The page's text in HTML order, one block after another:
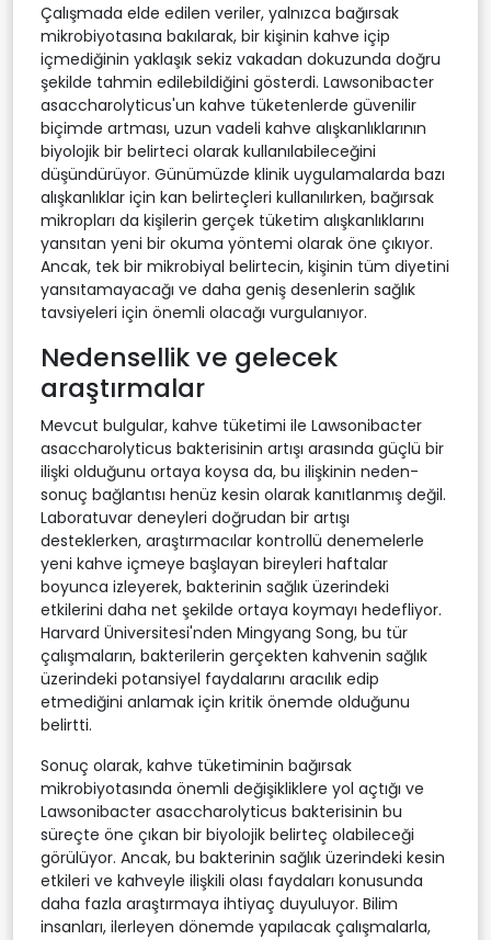
Çalışmada elde edilen veriler, yalnızca bağırsak
mikrobiyotasına bakılarak, bir kişinin kahve içip
içmediğinin yaklaşık sekiz vakadan dokuzunda doğru
şekilde tahmin edilebildiğini gösterdi. Lawsonibacter
asaccharolyticus'un kahve tüketenlerde güvenilir
biçimde artması, uzun vadeli kahve alışkanlıklarının
biyolojik bir belirteci olarak kullanılabileceğini
düşündürüyor. Günümüzde klinik uygulamalarda bazı
alışkanlıklar için kan belirteçleri kullanılırken, bağırsak
mikropları da kişilerin gerçek tüketim alışkanlıklarını
yansıtan yeni bir okuma yöntemi olarak öne çıkıyor.
Ancak, tek bir mikrobiyal belirtecin, kişinin tüm diyetini
yansıtamayacağı ve daha geniş desenlerin sağlık
tavsiyeleri için önemli olacağı vurgulanıyor.
Nedensellik ve gelecek
araştırmalar
Mevcut bulgular, kahve tüketimi ile Lawsonibacter
asaccharolyticus bakterisinin artışı arasında güçlü bir
ilişki olduğunu ortaya koysa da, bu ilişkinin neden-
sonuç bağlantısı henüz kesin olarak kanıtlanmış değil.
Laboratuvar deneyleri doğrudan bir artışı
desteklerken, araştırmacılar kontrollü denemelerle
yeni kahve içmeye başlayan bireyleri haftalar
boyunca izleyerek, bakterinin sağlık üzerindeki
etkilerini daha net şekilde ortaya koymayı hedefliyor.
Harvard Üniversitesi'nden Mingyang Song, bu tür
çalışmaların, bakterilerin gerçekten kahvenin sağlık
üzerindeki potansiyel faydalarını aracılık edip
etmediğini anlamak için kritik önemde olduğunu
belirtti.
Sonuç olarak, kahve tüketiminin bağırsak
mikrobiyotasında önemli değişikliklere yol açtığı ve
Lawsonibacter asaccharolyticus bakterisinin bu
süreçte öne çıkan bir biyolojik belirteç olabileceği
görülüyor. Ancak, bu bakterinin sağlık üzerindeki kesin
etkileri ve kahveyle ilişkili olası faydaları konusunda
daha fazla araştırmaya ihtiyaç duyuluyor. Bilim
insanları, ilerleyen dönemde yapılacak çalışmalarla,